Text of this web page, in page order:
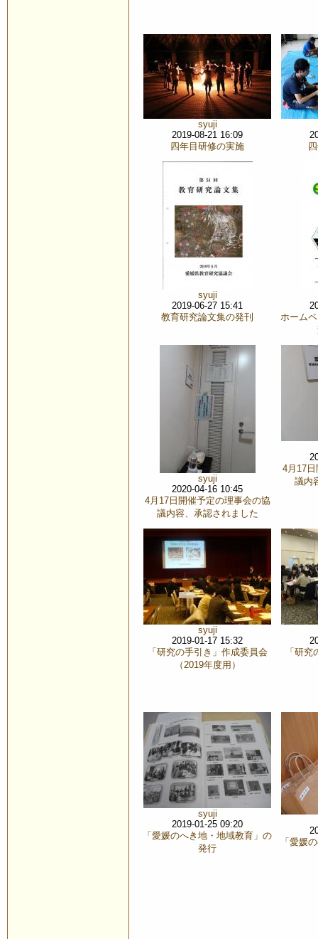
syuji
2019-08-21 16:09
四年目研修の実施
syuji
2019-06-27 15:41
教育研究論文集の発刊
ホーム
syuji
2020-04-16 10:45
4月17日開催予定の理事会の協
議内容、承認されました
4月17
議内
syuji
2019-01-17 15:32
「研究の手引き」作成委員会
（2019年度用）
「研
syuji
2019-01-25 09:20
「愛媛のへき地・地域教育」の
発行
「愛媛